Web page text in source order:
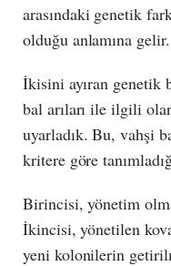
arasındaki genetik
olduğu anlamına gelir.
İkisini ayıran genetik
bal arıları ile ilgili
uyarladık. Bu, vahşi
kritere göre
Birincisi, yönetim
İkincisi, yönetilen
yeni kolonilerin